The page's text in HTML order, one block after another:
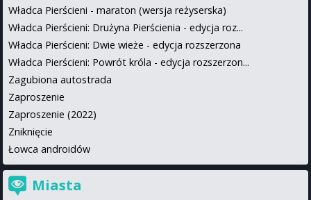
Władca Pierścieni - maraton (wersja reżyserska)
Władca Pierścieni: Drużyna Pierścienia - edycja roz...
Władca Pierścieni: Dwie wieże - edycja rozszerzona
Władca Pierścieni: Powrót króla - edycja rozszerzon...
Zagubiona autostrada
Zaproszenie
Zaproszenie (2022)
Zniknięcie
Łowca androidów
Miasta